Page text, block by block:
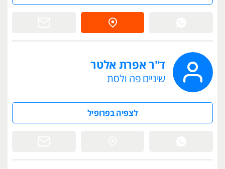
ד"ר אפרת אלטר
שיניים פה ולסת
לצפיה בפרופיל